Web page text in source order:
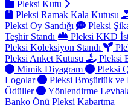
Pleksi Kutu
Pleksi Ramak Kala Kutusu
Pleksi Oy Sandığı
Pleksi
Teşhir Standı
Pleksi KKD
Pleksi Koleksiyon Standı
Pleksi Anket Kutusu
Pleksi
Mimik Diyagram
Pleksi
Logolar
Pleksi Broşürlük ve
Ödüller
Yönlendirme
Banko Önü Pleksi Kabartma